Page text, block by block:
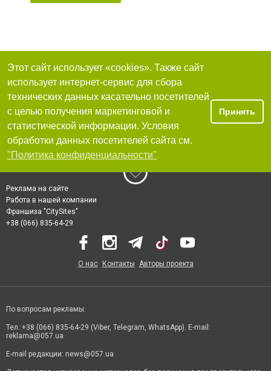
Этот сайт использует «cookies». Также сайт
использует интернет-сервис для сбора
технических данных касательно посетителей
с целью получения маркетинговой и
статистической информации. Условия
обработки данных посетителей сайта см.
"Политика конфиденциальности"
Принять
Реклама на сайте
Работа в нашей компании
Франшиза "CitySites"
+38 (066) 835-64-29
О нас Контакты Авторы проекта
По вопросам рекламы:
Тел.:+38 (066) 835-64-29 (Viber, Telegram, WhatsApp). E-mail:
reklama@057.ua
E-mail редакции: news@057.ua